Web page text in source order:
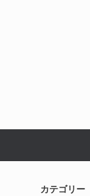
カテゴリー